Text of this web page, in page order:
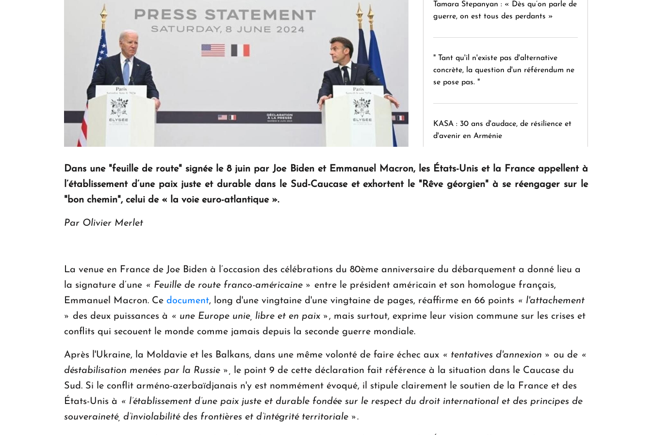
Tamara Stepanyan : « Dès qu’on parle de
guerre, on est tous des perdants »
" Tant qu'il n'existe pas d'alternative
concrète, la question d'un référendum ne
se pose pas. "
KASA : 30 ans d'audace, de résilience et
d'avenir en Arménie
Le premier hôtel Hyatt Regency
d'Arménie ouvrira ses portes à Dilijan
Dans une "feuille de route" signée le 8 juin par Joe Biden et Emmanuel Macron, les États-Unis et la France appellent à
l’établissement d’une paix juste et durable dans le Sud-Caucase et exhortent le "Rêve géorgien" à se réengager sur le
"bon chemin", celui de « la voie euro-atlantique ».
Par Olivier Merlet
La venue en France de Joe Biden à l’occasion des célébrations du 80ème anniversaire du débarquement a donné lieu a
la signature d’une « Feuille de route franco-américaine » entre le président américain et son homologue français,
Emmanuel Macron. Ce document, long d'une vingtaine d'une vingtaine de pages, réaffirme en 66 points « l'attachement
» des deux puissances à « une Europe unie, libre et en paix », mais surtout, exprime leur vision commune sur les crises et
conflits qui secouent le monde comme jamais depuis la seconde guerre mondiale.
Après l'Ukraine, la Moldavie et les Balkans, dans une même volonté de faire échec aux « tentatives d'annexion » ou de «
déstabilisation menées par la Russie », le point 9 de cette déclaration fait référence à la situation dans le Caucase du
Sud. Si le conflit arméno-azerbaïdjanais n'y est nommément évoqué, il stipule clairement le soutien de la France et des
États-Unis à « l’établissement d’une paix juste et durable fondée sur le respect du droit international et des principes de
souveraineté, d’inviolabilité des frontières et d’intégrité territoriale ».